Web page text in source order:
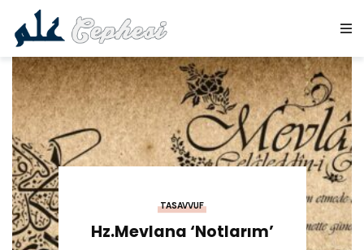
TASAVVUF
Hz.Mevlana ‘Notlarım’